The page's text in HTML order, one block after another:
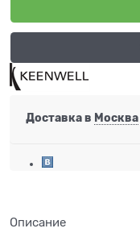
Доставка в Москва
Описание